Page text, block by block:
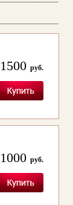
1500 руб.
1000 руб.